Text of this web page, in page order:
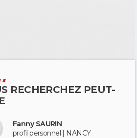
RECHERCHEZ PEUT-
Fanny SAURIN
profil personnel | NANCY